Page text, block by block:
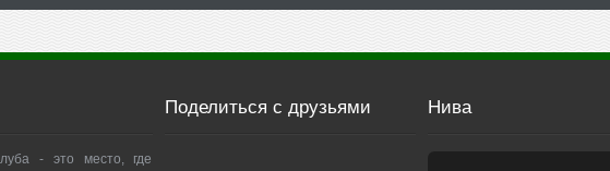
- это место, где
Поделиться с друзьями Нива